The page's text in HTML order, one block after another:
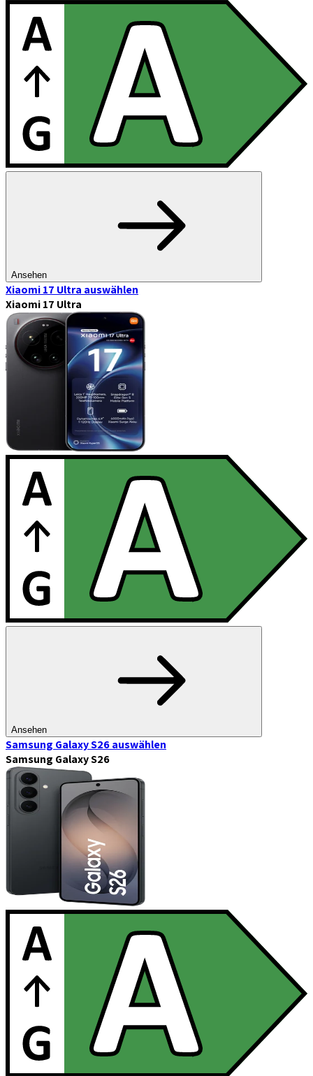
Ansehen
Xiaomi 17 Ultra auswählen
Xiaomi 17 Ultra
Ansehen
Samsung Galaxy S26auswählen
Samsung Galaxy S26